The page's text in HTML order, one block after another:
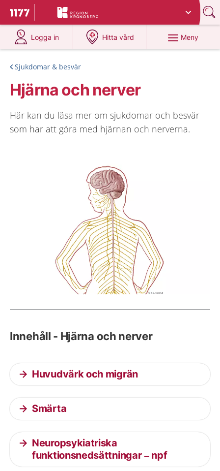
Till startsidan för 1177
Du har valt region
Logga in
på 1177.se
Hitta vård
på 1177.se
Meny
Sjukdomar & besvär
Hjärna och nerver
Här kan du läsa mer om sjukdomar och besvär
som har att göra med hjärnan och nerverna.
Innehåll - Hjärna och nerver
Huvudvärk och migrän
Smärta
Neuropsykiatriska
funktionsnedsättningar – npf